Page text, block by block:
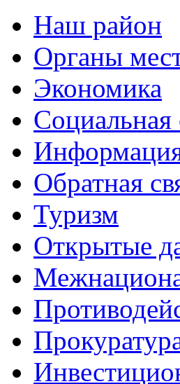
Наш район
Органы
Экономика
Социальная
Обратная
Туризм
Открытые